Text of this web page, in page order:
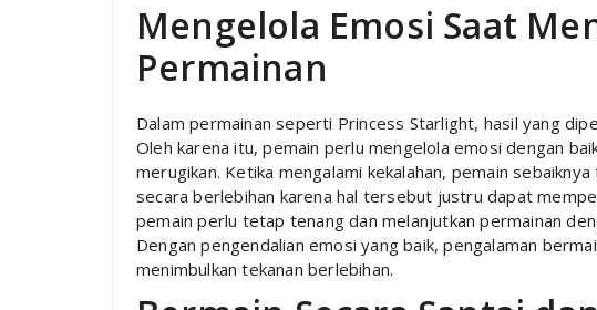
Mengelola Emosi Saat
Permainan
Dalam permainan seperti Princess Starlight, hasil yang
Oleh karena itu, pemain perlu mengelola emosi dengan
merugikan. Ketika mengalami kekalahan, pemain
secara berlebihan karena hal tersebut justru dapat
pemain perlu tetap tenang dan melanjutkan permainan
Dengan pengendalian emosi yang baik, pengalaman
menimbulkan tekanan berlebihan.